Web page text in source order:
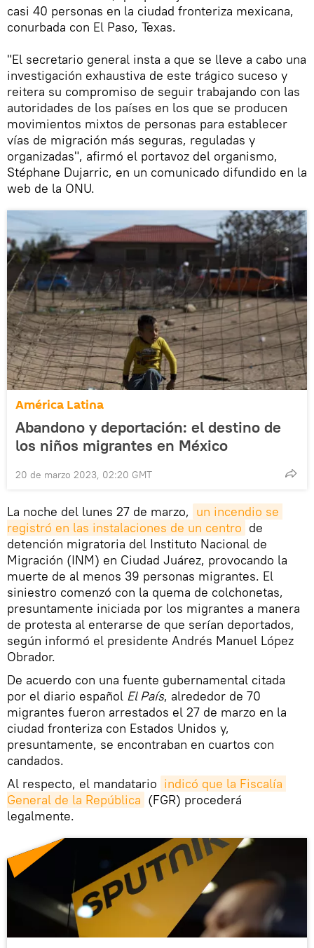
casi 40 personas en la ciudad fronteriza mexicana,
conurbada con El Paso, Texas.
"El secretario general insta a que se lleve a cabo una
investigación exhaustiva de este trágico suceso y
reitera su compromiso de seguir trabajando con las
autoridades de los países en los que se producen
movimientos mixtos de personas para establecer
vías de migración más seguras, reguladas y
organizadas", afirmó el portavoz del organismo,
Stéphane Dujarric, en un comunicado difundido en la
web de la ONU.
América Latina
Abandono y deportación: el destino de
los niños migrantes en México
20 de marzo 2023, 02:20 GMT
La noche del lunes 27 de marzo, un incendio se
registró en las instalaciones de un centro de
detención migratoria del Instituto Nacional de
Migración (INM) en Ciudad Juárez, provocando la
muerte de al menos 39 personas migrantes. El
siniestro comenzó con la quema de colchonetas,
presuntamente iniciada por los migrantes a manera
de protesta al enterarse de que serían deportados,
según informó el presidente Andrés Manuel López
Obrador.
De acuerdo con una fuente gubernamental citada
por el diario español El País, alrededor de 70
migrantes fueron arrestados el 27 de marzo en la
ciudad fronteriza con Estados Unidos y,
presuntamente, se encontraban en cuartos con
candados.
Al respecto, el mandatario indicó que la Fiscalía
General de la República (FGR) procederá
legalmente.